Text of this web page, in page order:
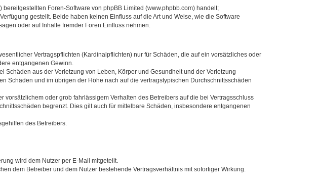
bereitgestellten Foren-Software von phpBB Limited (www.phpbb.com) handelt;
gestellt. Beide haben keinen Einfluss auf die Art und Weise, wie die Software
oder auf Inhalte fremder Foren Einfluss nehmen.
Vertragspflichten (Kardinalpflichten) nur für Schäden, die auf ein vorsätzliches oder
entgangenen Gewinn.
aus der Verletzung von Leben, Körper und Gesundheit und der Verletzung
Schäden und im übrigen der Höhe nach auf die vertragstypischen Durchschnittsschäden
oder grob fahrlässigem Verhalten des Betreibers auf die bei Vertragsschluss
begrenzt. Dies gilt auch für mittelbare Schäden, insbesondere entgangenen
des Betreibers.
wird dem Nutzer per E-Mail mitgeteilt.
dem Betreiber und dem Nutzer bestehende Vertragsverhältnis mit sofortiger Wirkung.